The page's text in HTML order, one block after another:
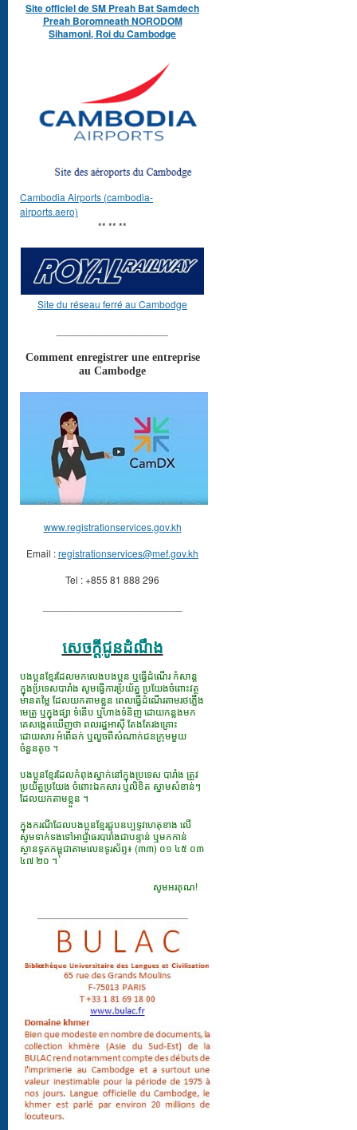
Site officiel de SM Preah Bat Samdech
Preah Boromneath NORODOM
Sihamoni, Roi du Cambodge
Cambodia Airports (cambodia-
airports.aero)
** ** **
Site du réseau ferré au Cambodge
Comment enregistrer une entreprise
au Cambodge
www.registrationservices.gov.kh
Email :registrationservices@mef.gov.kh
Tel : +855 81 888 296
សេចក្ដីជូនដំណឹង
បងប្អូនខ្មែរដែលមកលេងបងប្អូន ឬធ្វើដំណើរ កំសាន្ត
ក្នុងប្រទេសបារាំង សូមធ្វើការប្រយ័ត្ន ប្រយែងចំពោះវត្ថុ
មានតម្លៃ ដែលយកតាមខ្លួន ពេលធ្វើដំណើរតាមរថភ្លើង
មេត្រូ ឬក្នុងផ្សា ទំនើប ឬហាងទំនិញ ដោយកន្លងមក
គេសង្កេតឃើញថា ពលរដ្ឋអាស៊ី តែងតែរងគ្រោះ
ដោយសារ អំពើឆក់ ឬលួចពីសំណាក់ជនក្រុមមួយ
ចំនួនតូច ។
បងប្អូនខ្មែរដែលកំពុងស្នាក់នៅក្នុងប្រទេស បារាំង ត្រូវ
ប្រយ័ត្នប្រយែង ចំពោះឯកសារ​ ឬលិខិត ស្នាមសំខាន់ៗ
ដែលយកតាមខ្លួន ។
ក្នុងករណីដែលបងប្អូនខ្មែរជួបឧប្បទ្ទវហេតុខាង លើ
សូមទាក់ទងទៅអាជ្ញាធរបារាំងជាបន្ទាន់ ឬមកកាន់
ស្ថានទូតកម្ពុជាតាមលេខទូរស័ព្ទ៖ (៣៣) ០១ ៤៥ ០៣
៤៧ ២០ ។
សូមអរគុណ!